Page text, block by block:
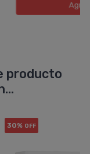
producto
30% OFF